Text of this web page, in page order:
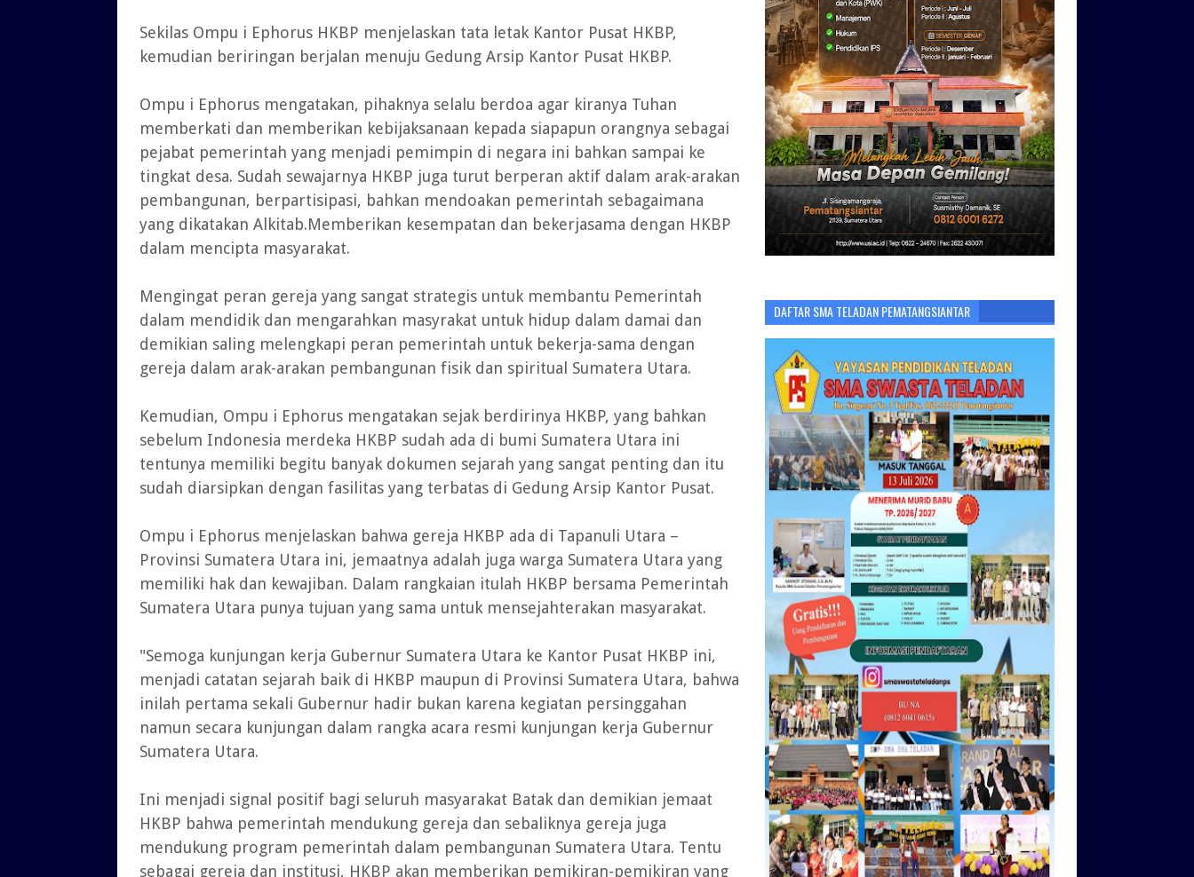
Sekilas Ompu i Ephorus HKBP menjelaskan tata letak Kantor Pusat HKBP,
kemudian beriringan berjalan menuju Gedung Arsip Kantor Pusat HKBP.
Ompu i Ephorus mengatakan, pihaknya selalu berdoa agar kiranya Tuhan
memberkati dan memberikan kebijaksanaan kepada siapapun orangnya sebagai
pejabat pemerintah yang menjadi pemimpin di negara ini bahkan sampai ke
tingkat desa. Sudah sewajarnya HKBP juga turut berperan aktif dalam arak-arakan
pembangunan, berpartisipasi, bahkan mendoakan pemerintah sebagaimana
yang dikatakan Alkitab.Memberikan kesempatan dan bekerjasama dengan HKBP
dalam mencipta masyarakat.
Mengingat peran gereja yang sangat strategis untuk membantu Pemerintah
dalam mendidik dan mengarahkan masyrakat untuk hidup dalam damai dan
demikian saling melengkapi peran pemerintah untuk bekerja-sama dengan
gereja dalam arak-arakan pembangunan fisik dan spiritual Sumatera Utara.
Kemudian, Ompu i Ephorus mengatakan sejak berdirinya HKBP, yang bahkan
sebelum Indonesia merdeka HKBP sudah ada di bumi Sumatera Utara ini
tentunya memiliki begitu banyak dokumen sejarah yang sangat penting dan itu
sudah diarsipkan dengan fasilitas yang terbatas di Gedung Arsip Kantor Pusat.
Ompu i Ephorus menjelaskan bahwa gereja HKBP ada di Tapanuli Utara –
Provinsi Sumatera Utara ini, jemaatnya adalah juga warga Sumatera Utara yang
memiliki hak dan kewajiban. Dalam rangkaian itulah HKBP bersama Pemerintah
Sumatera Utara punya tujuan yang sama untuk mensejahterakan masyarakat.
"Semoga kunjungan kerja Gubernur Sumatera Utara ke Kantor Pusat HKBP ini,
menjadi catatan sejarah baik di HKBP maupun di Provinsi Sumatera Utara, bahwa
inilah pertama sekali Gubernur hadir bukan karena kegiatan persinggahan
namun secara kunjungan dalam rangka acara resmi kunjungan kerja Gubernur
Sumatera Utara.
Ini menjadi signal positif bagi seluruh masyarakat Batak dan demikian jemaat
HKBP bahwa pemerintah mendukung gereja dan sebaliknya gereja juga
mendukung program pemerintah dalam pembangunan Sumatera Utara. Tentu
sebagai gereja dan institusi, HKBP akan memberikan pemikiran-pemikiran yang
DAFTAR SMA TELADAN PEMATANGSIANTAR